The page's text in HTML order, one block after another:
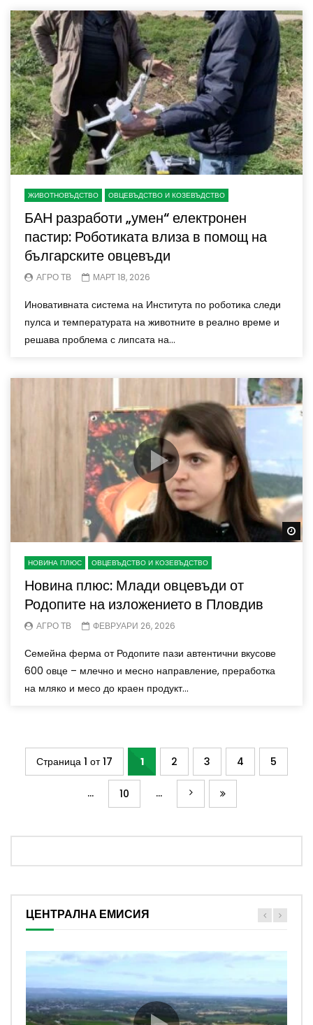
ЖИВОТНОВЪДСТВО ОВЦЕВЪДСТВО И КОЗЕВЪДСТВО
БАН разработи „умен“ електронен
пастир: Роботиката влиза в помощ на
българските овцевъди
АГРО ТВ МАРТ 18, 2026
Иновативната система на Института по роботика следи
пулса и температурата на животните в реално време и
решава проблема с липсата на...
НОВИНА ПЛЮС ОВЦЕВЪДСТВО И КОЗЕВЪДСТВО
Новина плюс: Млади овцевъди от
Родопите на изложението в Пловдив
АГРО ТВ ФЕВРУАРИ 26, 2026
Семейна ферма от Родопите пази автентични вкусове
600 овце – млечно и месно направление, преработка
на мляко и месо до краен продукт...
Страница 1 от 17 1 2 3 4 5
... 10 ...
ЦЕНТРАЛНА ЕМИСИЯ